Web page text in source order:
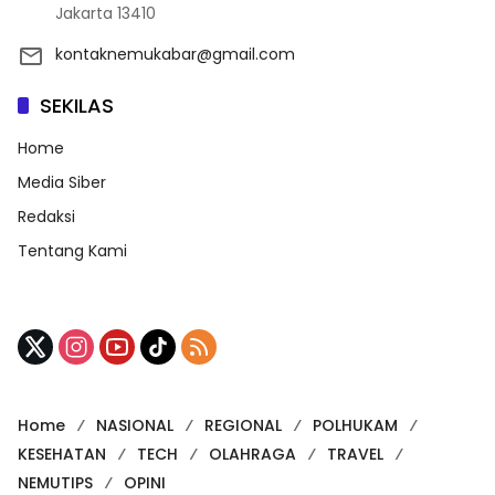
Jakarta 13410
kontaknemukabar@gmail.com
SEKILAS
Home
Media Siber
Redaksi
Tentang Kami
Home NASIONAL REGIONAL
POLHUKAM
KESEHATAN
TECH OLAHRAGA
TRAVEL
NEMUTIPS
OPINI